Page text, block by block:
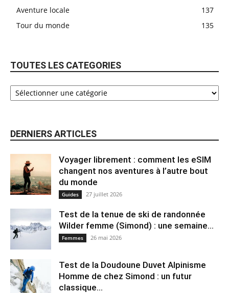
Aventure locale
137
Tour du monde
135
TOUTES LES CATEGORIES
DERNIERS ARTICLES
Voyager librement : comment les eSIM
changent nos aventures à l’autre bout
du monde
Guides 27 juillet 2026
Test de la tenue de ski de randonnée
Wilder femme (Simond) : une semaine...
Femmes 26 mai 2026
Test de la Doudoune Duvet Alpinisme
Homme de chez Simond : un futur
classique...